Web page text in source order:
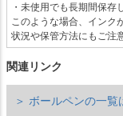
・未使用でも長期間保存
このような場合、インク
状況や保管方法にもご注
関連リンク
＞ ボールペンの一覧